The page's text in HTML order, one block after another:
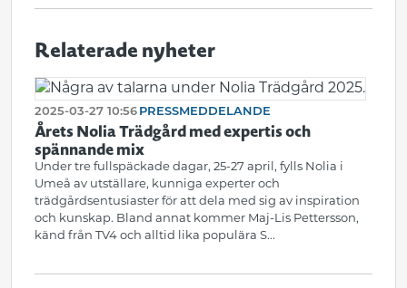
Relaterade nyheter
2025-03-27 10:56 PRESSMEDDELANDE
Årets Nolia Trädgård med expertis och
spännande mix
Under tre fullspäckade dagar, 25-27 april, fylls Nolia i
Umeå av utställare, kunniga experter och
trädgårdsentusiaster för att dela med sig av inspiration
och kunskap. Bland annat kommer Maj-Lis Pettersson,
känd från TV4 och alltid lika populära S...